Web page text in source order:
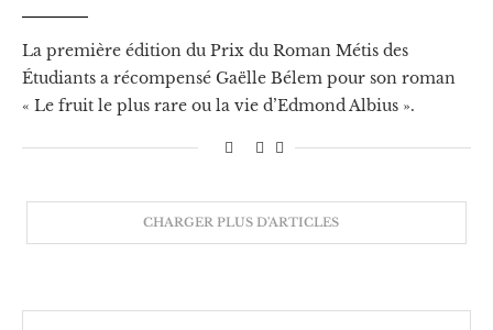
La première édition du Prix du Roman Métis des
Étudiants a récompensé Gaëlle Bélem pour son roman
« Le fruit le plus rare ou la vie d’Edmond Albius ».
CHARGER PLUS D'ARTICLES